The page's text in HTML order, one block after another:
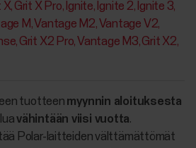
X Grit X Pro Ignite Ignite 2 Ignite 3
M Vantage M2 Vantage V2
Grit X2 Pro Vantage M3 Grit X2
tuotteen myynnin aloituksesta
vähintään viisi vuotta.
Polar-laitteiden välttämättömät